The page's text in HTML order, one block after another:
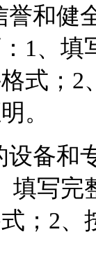
誉和健
1、
式 ；
。
备和
填写
；2